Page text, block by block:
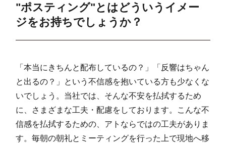
羽曳が丘(4) 17 306
19
羽曳が丘(7) 10 161 5
羽曳が丘(8) 4 103 2
羽曳が丘(9) 9 374 4
羽曳が丘(10)
"ポスティング"とはどういうイメー
ジをお持ちでしょうか？
「本当にきちんと配布しているの？」「反響はちゃん
と出るの？」という不信感を抱いている方も少なくな
いでしょう。当社では、そんな不安を払拭するため
に、さまざまな工夫・配慮をしております。こんな不
信感を払拭するための、アトならではの工夫がありま
す。毎朝の朝礼とミーティングを行った上で現地へ移